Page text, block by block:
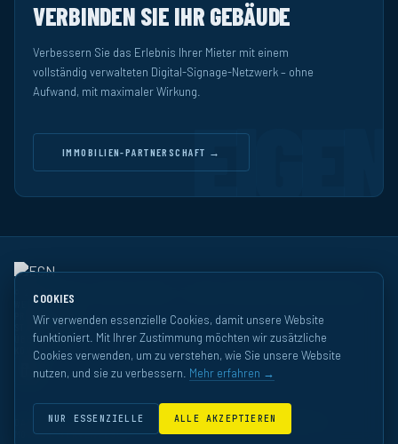
VERBINDEN SIE IHR GEBÄUDE
Verbessern Sie das Erlebnis Ihrer Mieter mit einem
vollständig verwalteten Digital-Signage-Netzwerk – ohne
Aufwand, mit maximaler Wirkung.
IMMOBILIEN-PARTNERSCHAFT →EIGEN
© 2026 Executive Channel Network · Europas Premium-Officemedia-Netzwerk
WERBEN
PROGRAMMATIC
STANDORTE
ÜBER
KONTAKT
DATENSCHUTZNUTZUNGSBEDINGUNGENRECHTLICHE HINWEISE
MODERN SLAVERYESG
COOKIES
Wir verwenden essenzielle Cookies, damit unsere Website
funktioniert. Mit Ihrer Zustimmung möchten wir zusätzliche
Cookies verwenden, um zu verstehen, wie Sie unsere Website
nutzen, und sie zu verbessern. Mehr erfahren →
NUR ESSENZIELLE ALLE AKZEPTIEREN